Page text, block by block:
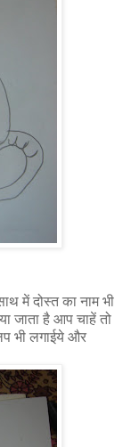
में दोस्त का नाम भी
जाता है आप चाहें तो
भी लगाईये और